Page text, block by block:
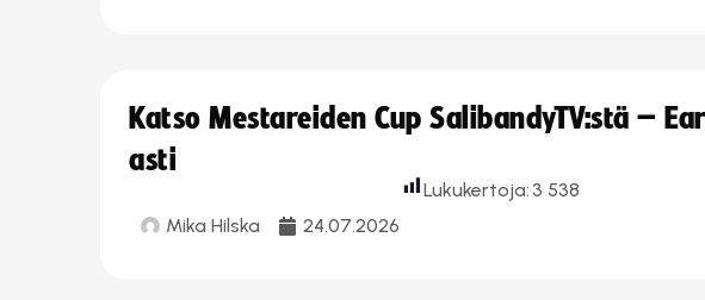
Katso Mestareiden Cup SalibandyTV:stä –
asti
Mika Hilska 24.07.2026
Lukukertoja: 3 538